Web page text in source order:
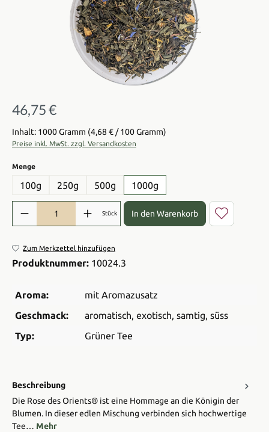
Regulärer Preis:
46,75 €
Inhalt: 1000 Gramm (4,68 € / 100 Gramm)
Preise inkl. MwSt. zzgl. Versandkosten
Mengeauswählen
100g 250g 500g 1000g
Produkt Anzahl: Gib den gewünschten Wert ein oder benutze die
Stück In den Warenkorb
Zum Merkzettel hinzufügen
Produktnummer: 10024.3
Aroma:
mit Aromazusatz
Geschmack:
aromatisch, exotisch, samtig, süss
Typ:
Grüner Tee
Beschreibung
Die Rose des Orients® ist eine Hommage an die Königin der
Blumen. In dieser edlen Mischung verbinden sich hochwertige
Tee… Mehr